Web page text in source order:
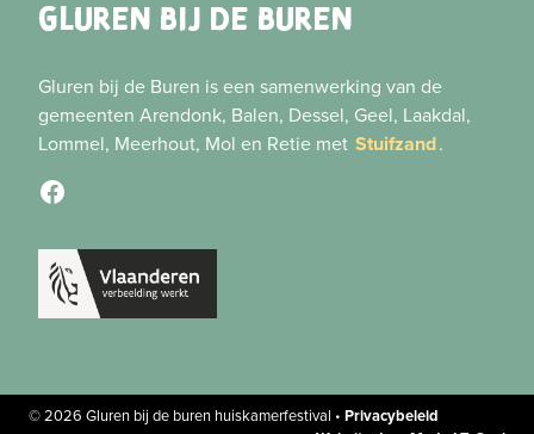
GLUREN BIJ DE BUREN
Gluren bij de Buren is een samenwerking van de
gemeenten Arendonk, Balen, Dessel, Geel, Laakdal,
Lommel, Meerhout, Mol en Retie met Stuifzand.
Facebook
© 2026 Gluren bij de buren huiskamerfestival • Privacybeleid